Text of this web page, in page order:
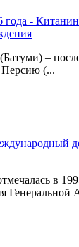
года -
(Батуми) –
Персию (...
в
Генеральной